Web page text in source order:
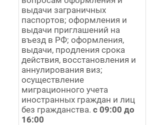
выдачи заграничных
паспортов; оформления и
выдачи приглашений на
въезд в РФ; оформления,
выдачи, продления срока
действия, восстановления и
аннулирования виз;
осуществление
миграционного учета
иностранных граждан и лиц
без гражданства. с 09:00 до
16:00